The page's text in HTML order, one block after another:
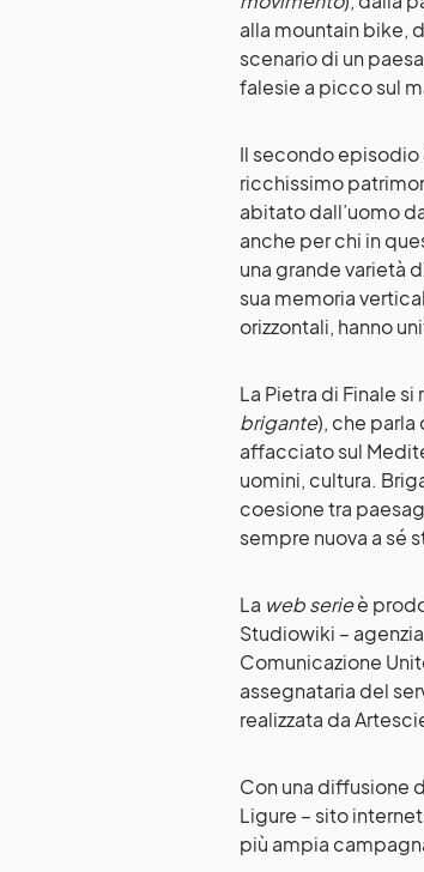
alla mountain bike,
scenario di un
falesie a picco sul
Il secondo
ricchissimo
abitato dall’uomo
anche per chi in
una grande varietà
sua memoria
orizzontali, hanno
La Pietra di Finale
brigante), che
affacciato sul
uomini, cultura.
coesione tra
sempre nuova a sé
La web serieè
Studiowiki –
Comunicazione
assegnataria del
realizzata da
Con una diffusione
Ligure – sito
più ampia